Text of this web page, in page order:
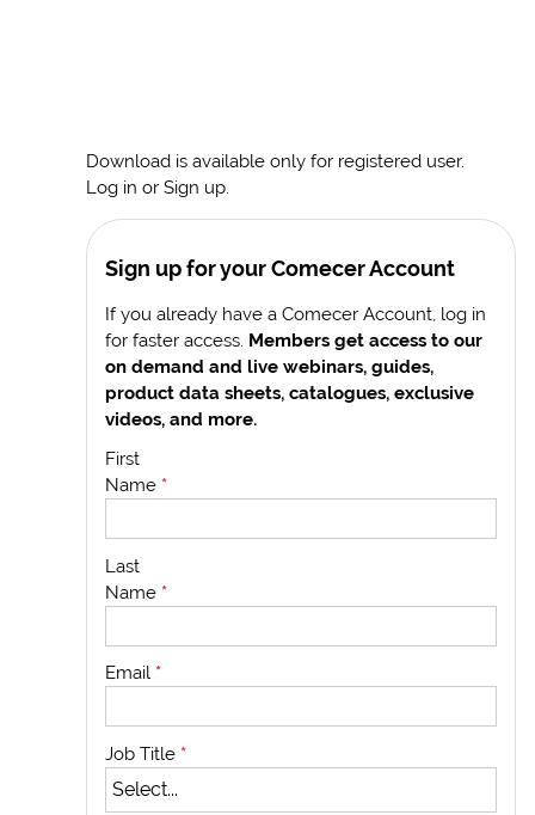
Download is available only for registered user.
Log in or Sign up.
Sign up for your Comecer Account
If you already have a Comecer Account, log in
for faster access. Members get access to our
on demand and live webinars, guides,
product data sheets, catalogues, exclusive
videos, and more.
First
Name *
Last
Name *
Email *
Job Title *